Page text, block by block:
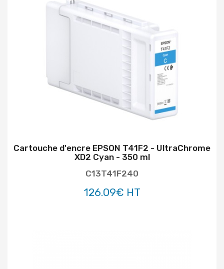
Cartouche d'encre EPSON T41F2 - UltraChrome
XD2 Cyan - 350 ml
C13T41F240
126.09€ HT